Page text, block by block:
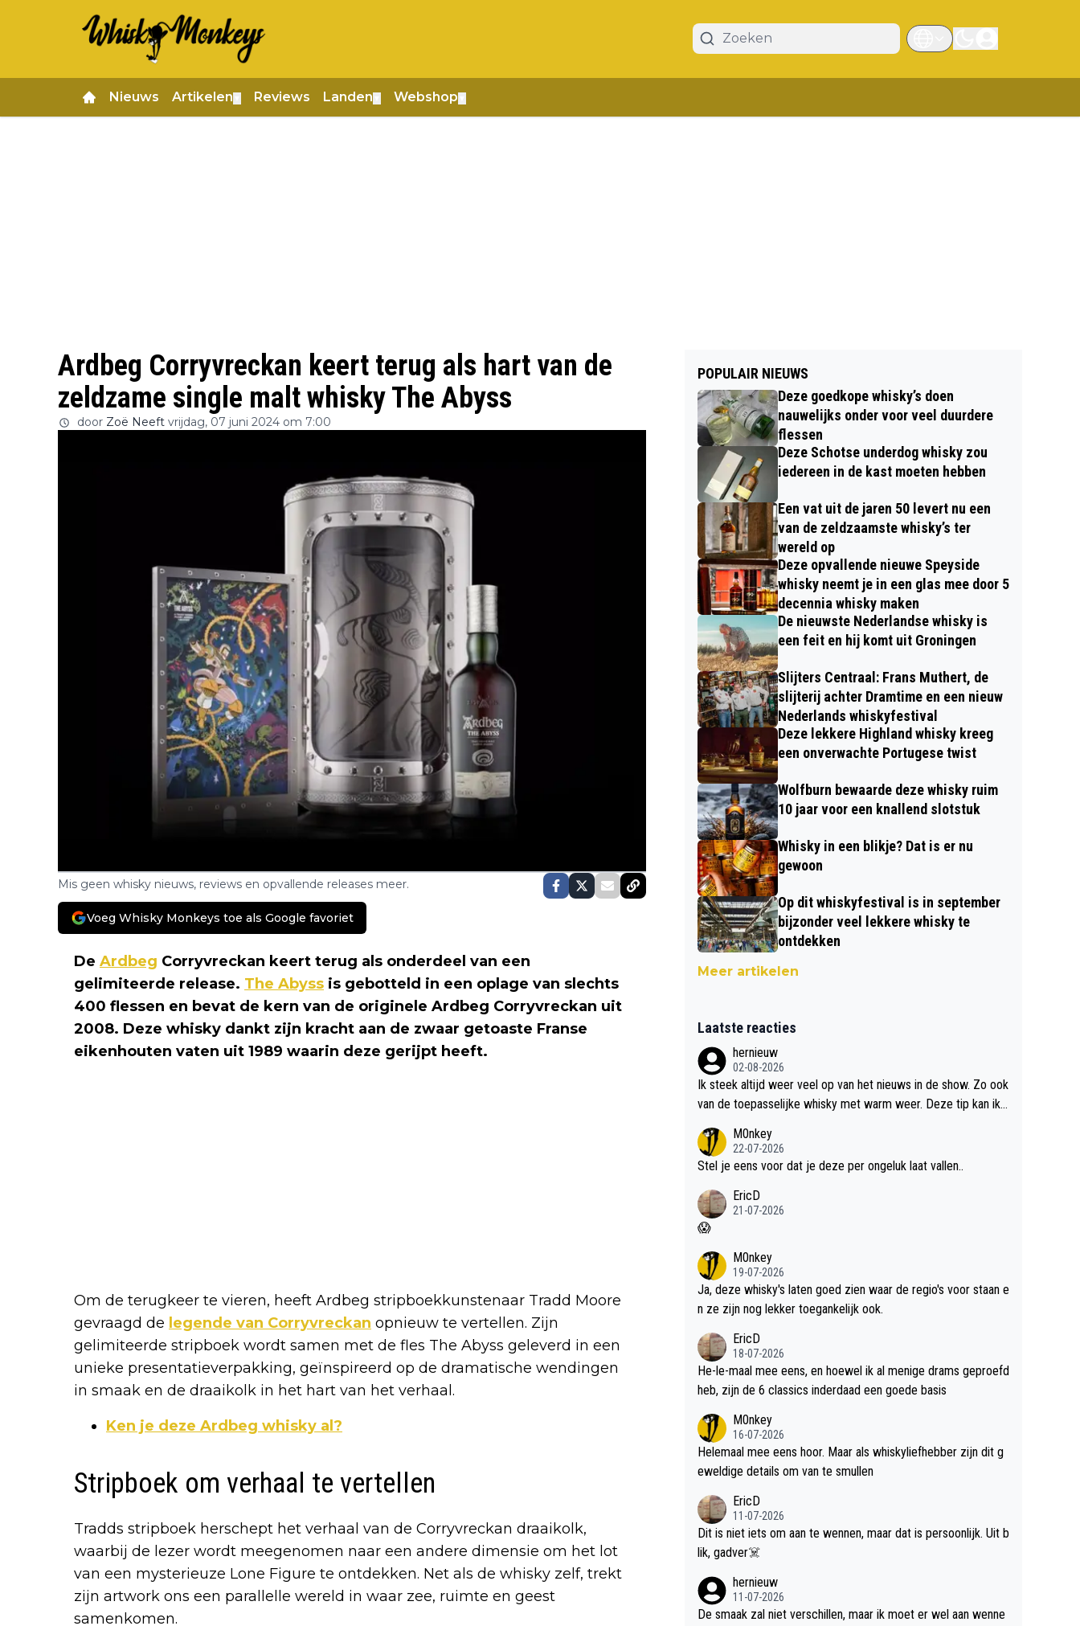
Nieuws Artikelen Reviews Landen Webshop
Ardbeg Corryvreckan keert terug als hart van de
zeldzame single malt whisky The Abyss
door Zoë Neeft vrijdag, 07 juni 2024 om 7:00
Mis geen whisky nieuws, reviews en opvallende releases meer.
Voeg Whisky Monkeys toe als Google favoriet
De Ardbeg Corryvreckan keert terug als onderdeel van een
gelimiteerde release. The Abyss is gebotteld in een oplage van slechts
400 flessen en bevat de kern van de originele Ardbeg Corryvreckan uit
2008. Deze whisky dankt zijn kracht aan de zwaar getoaste Franse
eikenhouten vaten uit 1989 waarin deze gerijpt heeft.
Om de terugkeer te vieren, heeft Ardbeg stripboekkunstenaar Tradd Moore
gevraagd de legende van Corryvreckan opnieuw te vertellen. Zijn
gelimiteerde stripboek wordt samen met de fles The Abyss geleverd in een
unieke presentatieverpakking, geïnspireerd op de dramatische wendingen
in smaak en de draaikolk in het hart van het verhaal.
Ken je deze Ardbeg whisky al?
Stripboek om verhaal te vertellen
Tradds stripboek herschept het verhaal van de Corryvreckan draaikolk,
waarbij de lezer wordt meegenomen naar een andere dimensie om het lot
van een mysterieuze Lone Figure te ontdekken. Net als de whisky zelf, trekt
zijn artwork ons een parallelle wereld in waar zee, ruimte en geest
samenkomen.
POPULAIR NIEUWS
Deze goedkope whisky’s doen
nauwelijks onder voor veel duurdere
flessen
Deze Schotse underdog whisky zou
iedereen in de kast moeten hebben
Een vat uit de jaren 50 levert nu een
van de zeldzaamste whisky’s ter
wereld op
Deze opvallende nieuwe Speyside
whisky neemt je in een glas mee door 5
decennia whisky maken
De nieuwste Nederlandse whisky is
een feit en hij komt uit Groningen
Slijters Centraal: Frans Muthert, de
slijterij achter Dramtime en een nieuw
Nederlands whiskyfestival
Deze lekkere Highland whisky kreeg
een onverwachte Portugese twist
Wolfburn bewaarde deze whisky ruim
10 jaar voor een knallend slotstuk
Whisky in een blikje? Dat is er nu
gewoon
Op dit whiskyfestival is in september
bijzonder veel lekkere whisky te
ontdekken
Meer artikelen
Laatste reacties
hernieuw
02-08-2026
Ik steek altijd weer veel op van het nieuws in de show. Zo ook
van de toepasselijke whisky met warm weer. Deze tip kan ik
M0nkey
22-07-2026
Stel je eens voor dat je deze per ongeluk laat vallen..
EricD
21-07-2026
😱
M0nkey
19-07-2026
Ja, deze whisky's laten goed zien waar de regio's voor staan e
n ze zijn nog lekker toegankelijk ook.
EricD
18-07-2026
He-le-maal mee eens, en hoewel ik al menige drams geproefd
heb, zijn de 6 classics inderdaad een goede basis
M0nkey
16-07-2026
Helemaal mee eens hoor. Maar als whiskyliefhebber zijn dit g
eweldige details om van te smullen
EricD
11-07-2026
Dit is niet iets om aan te wennen, maar dat is persoonlijk. Uit b
lik, gadver☠️
hernieuw
11-07-2026
De smaak zal niet verschillen, maar ik moet er wel aan wenne